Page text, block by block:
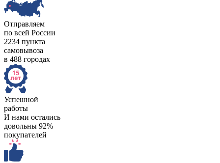
Отправляем
по всей России
2234 пункта
самовывоза
в 488 городах
Успешной
работы
И нами остались
довольны 92%
покупателей